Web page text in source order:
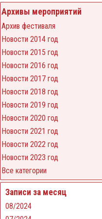
Архивы мероприятий
Архив фестиваля
Новости 2014 год
Новости 2015 год
Новости 2016 год
Новости 2017 год
Новости 2018 год
Новости 2019 год
Новости 2020 год
Новости 2021 год
Новости 2022 год
Новости 2023 год
Все категории
Записи за месяц
08/2024